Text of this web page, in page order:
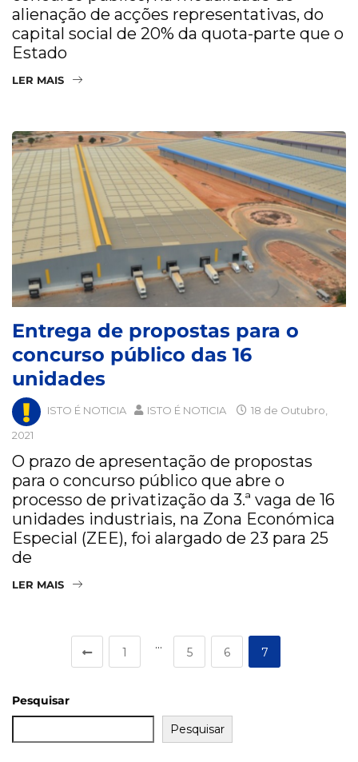
alienação de acções representativas, do
capital social de 20% da quota-parte que o
Estado
LER MAIS
Entrega de propostas para o
concurso público das 16
unidades
ISTO É NOTICIA ISTO É NOTICIA
18 de Outubro,
2021
O prazo de apresentação de propostas
para o concurso público que abre o
processo de privatização da 3.ª vaga de 16
unidades industriais, na Zona Económica
Especial (ZEE), foi alargado de 23 para 25
de
LER MAIS
1
…
5 6 7
Pesquisar
Pesquisar